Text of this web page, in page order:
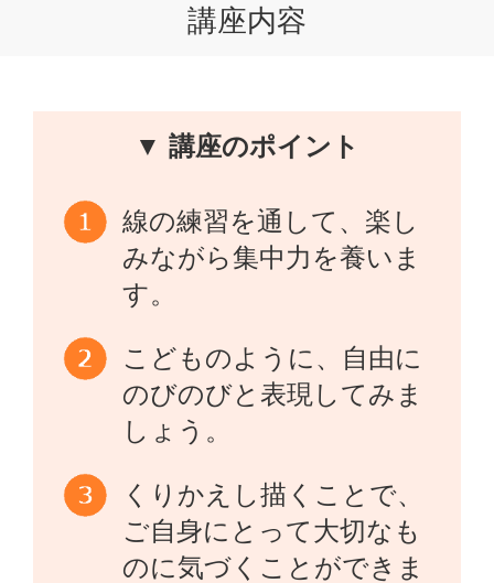
講座内容
▼ 講座のポイント
線の練習を通して、楽し
みながら集中力を養いま
す。
こどものように、自由に
のびのびと表現してみま
しょう。
くりかえし描くことで、
ご自身にとって大切なも
のに気づくことができま